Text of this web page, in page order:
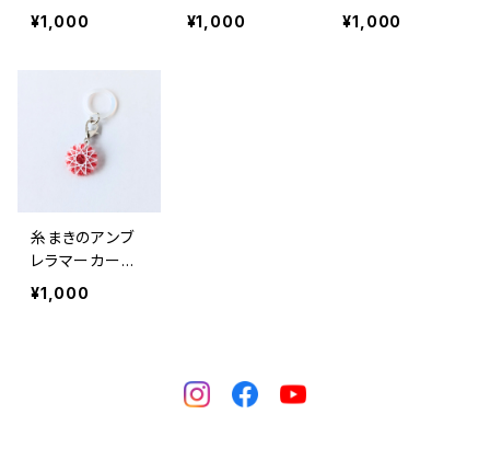
花（青）｜めじる
しチャーム 推し
¥1,000
ミックスカラー
｜めじるしチャ
¥1,000
花（緑）｜めじる
しチャーム 推し
¥1,000
糸まきのアンブ
レラマーカー｜
花（赤）｜めじる
しチャーム 推し
¥1,000